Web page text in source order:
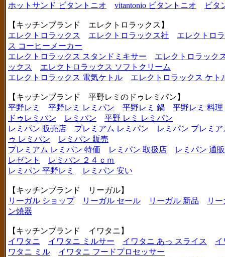
ホットサンド ビタントニオ
vitantonio ビタントニオ ビタ
【キッチンブランド エレクトロラックス】
エレクトロラックス
エレクトロラックス社
エレクトロ
ス コーヒーメーカー
エレクトロラックス スタンドミキサー
エレクトロラック
ックス
エレクトロラックス ソフトクリーム
エレクトロラックス 電気ケトル
エレクトロラックス ケト
【キッチンブランド 平野レミのドゥレミパン】
平野レミ
平野レミ レミパン 平野レミ 鍋
平野レミ 料理
ドゥレミパン
レミパン
平野 レミ レミパン
レミパン 販売店
プレミアム レミパン
レミパン プレミア
ゥ レミパン
レミパン 販売
プレミアム レミパン 特価
レミパン 取扱店
レミパン 通販
レゼント
レミパン ２４ｃｍ
レミパン 平野レミ
レミパン 安い
【キッチンブランド リーガル】
リーガル ショップ
リーガル セール リーガル 新品
リ
ン焼器
【キッチンブランド イワタニ】
イワタニ
イワタニ ミルサー イワタニ あっ スライス
イ
ワタニ ミル
イワタニ フードプロセッサー